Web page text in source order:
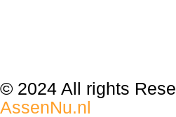
© 2024 All rights
AssenNu.nl